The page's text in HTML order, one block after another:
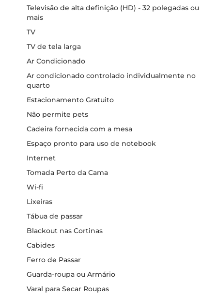
Televisão de alta definição (HD) - 32 polegadas ou
mais
TV
TV de tela larga
Ar Condicionado
Ar condicionado controlado individualmente no
quarto
Estacionamento Gratuito
Não permite pets
Cadeira fornecida com a mesa
Espaço pronto para uso de notebook
Internet
Tomada Perto da Cama
Wi-fi
Lixeiras
Tábua de passar
Blackout nas Cortinas
Cabides
Ferro de Passar
Guarda-roupa ou Armário
Varal para Secar Roupas